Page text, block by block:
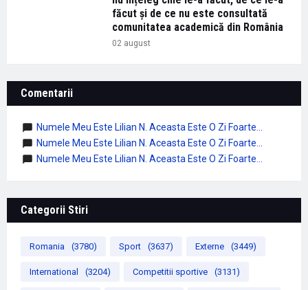
făcut și de ce nu este consultată
comunitatea academică din România
02 august
Comentarii
Numele Meu Este Lilian N. Aceasta Este O Zi Foarte...
Numele Meu Este Lilian N. Aceasta Este O Zi Foarte...
Numele Meu Este Lilian N. Aceasta Este O Zi Foarte...
Categorii Stiri
Romania (3780) Sport (3637) Externe (3449)
International (3204) Competitii sportive (3131)